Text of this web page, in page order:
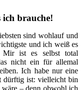
ich brauche!
sind wohlauf und
und ich weiß es
Mir ist es selbst total
nicht ein für allemal
Ich habe nur eine
dürftig ist: vielleicht bin
– denn obwohl ich